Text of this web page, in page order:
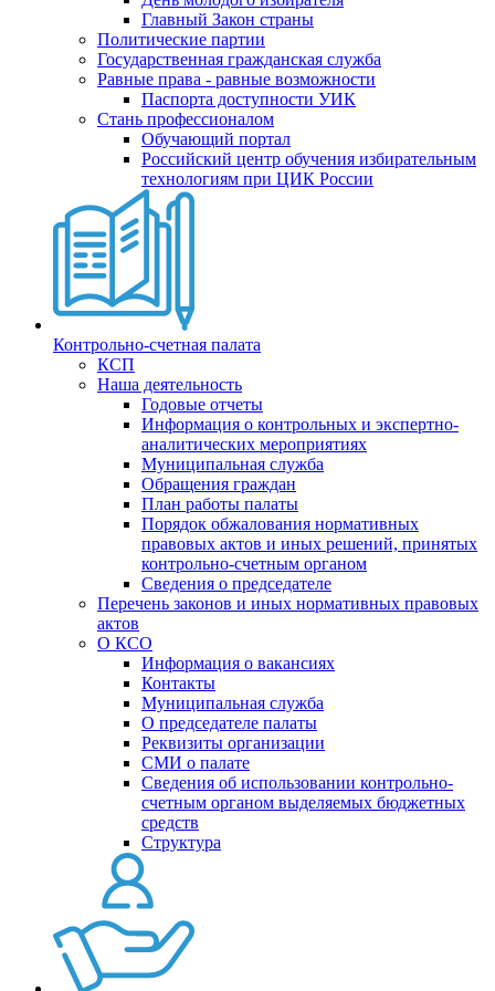
Главный Закон страны
Политические партии
Государственная гражданская служба
Равные права - равные возможности
Паспорта доступности УИК
Стань профессионалом
Обучающий портал
Российский центр обучения избирательным
технологиям при ЦИК России
Контрольно-счетная палата
КСП
Наша деятельность
Годовые отчеты
Информация о контрольных и экспертно-
аналитических мероприятиях
Муниципальная служба
Обращения граждан
План работы палаты
Порядок обжалования нормативных
правовых актов и иных решений, принятых
контрольно-счетным органом
Сведения о председателе
Перечень законов и иных нормативных правовых
актов
О КСО
Информация о вакансиях
Контакты
Муниципальная служба
О председателе палаты
Реквизиты организации
СМИ о палате
Сведения об использовании контрольно-
счетным органом выделяемых бюджетных
средств
Структура